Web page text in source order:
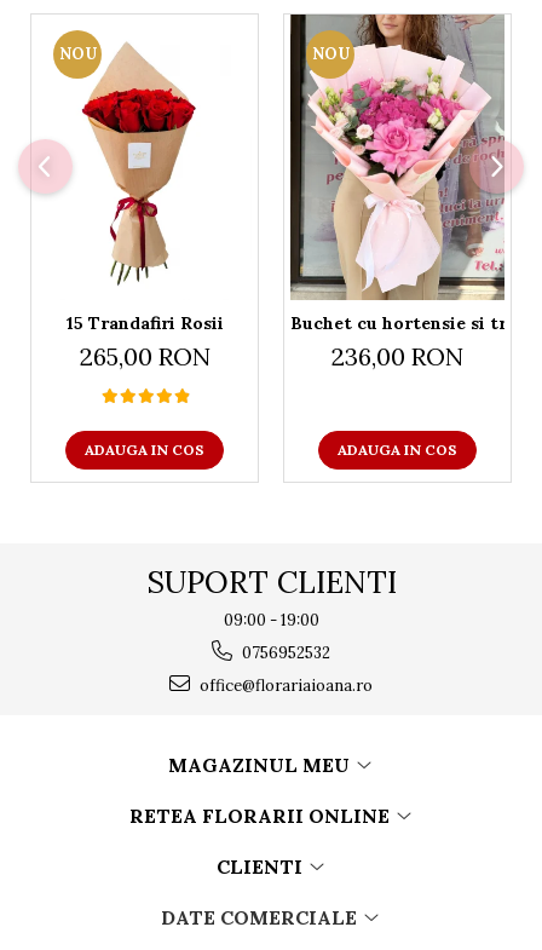
NOU
15 Trandafiri Rosii
265,00 RON
ADAUGA IN COS
NOU
Buchet cu hortensie si
236,00 RON
ADAUGA IN COS
SUPORT CLIENTI
09:00 - 19:00
0756952532
office@florariaioana.ro
MAGAZINUL MEU
RETEA FLORARII ONLINE
CLIENTI
DATE COMERCIALE